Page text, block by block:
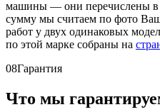
машины — они перечислены в
сумму мы считаем по фото
работ у двух одинаковых
по этой марке собраны на
08Гарантия
Что мы